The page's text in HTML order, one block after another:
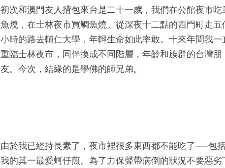
初次和澳門友人揹包來台是二十一歲，我們在公館夜市吃
魚燒，在士林夜市買鯛魚燒。從深夜十二點的西門町走五
小時的路去輔仁大學，年輕生命如此率敢。十來年間我一
重臨士林夜市，同伴換成不同階層，年齡和族群的台灣朋
友。今次，結緣的是學佛的師兄弟。
由於我已經持長素了，夜市裡很多東西都不能吃了──包
我的其一最愛蚵仔煎。為了力保聲帶病倒的狀況不要惡劣